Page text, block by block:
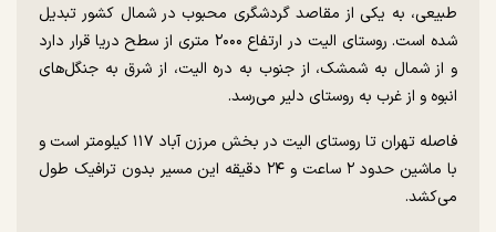
طبیعی، به یکی از مقاصد گردشگری محبوب در شمال کشور تبدیل
شده است. روستای الیت در ارتفاع ۲۰۰۰ متری از سطح دریا قرار دارد
و از شمال به شمشک، از جنوب به دره الیت، از شرق به جنگل‌های
انبوه و از غرب به روستای دلیر می‌رسد.
فاصله تهران تا روستای الیت در بخش مرزن آباد ۱۱۷ کیلومتر است و
با ماشین حدود ۲ ساعت و ۲۴ دقیقه این مسیر بدون ترافیک طول
می‌کشد.